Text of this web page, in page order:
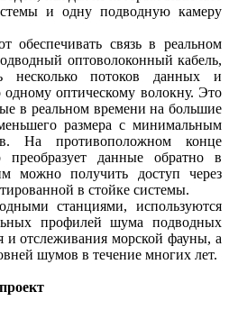
и одну подводную камеру
обеспечивать связь в реальном
оптоволоконный кабель,
несколько потоков данных и
оптическому волокну. Это
в реальном времени на большие
размера с минимальным
На противоположном конце
преобразует данные обратно в
можно получить доступ через
в стойке системы.
станциями, используются
профилей шума подводных
и отслеживания морской фауны, а
шумов в течение многих лет.